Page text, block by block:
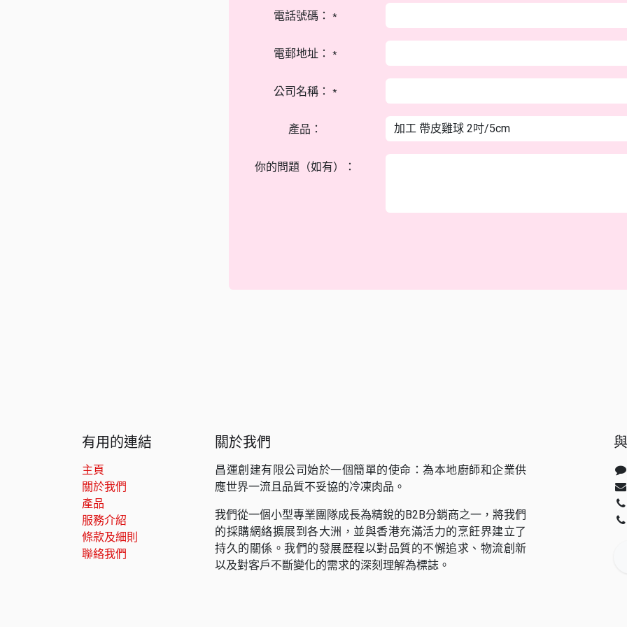
電話號碼： *
電郵地址： *
公司名稱： *
產品：
你的問題（如有）：
有用的連結
主頁
關於我們
產品
服務介紹
條款及細則
聯絡我們
關於我們
昌運創建有限公司始於一個簡單的使命：為本地廚師和企業供
應世界一流且品質不妥協的冷凍肉品。
我們從一個小型專業團隊成長為精銳的B2B分銷商之一，將我們
的採購網絡擴展到各大洲，並與香港充滿活力的烹飪界建立了
持久的關係。我們的發展歷程以對品質的不懈追求、物流創新
以及對客戶不斷變化的需求的深刻理解為標誌。